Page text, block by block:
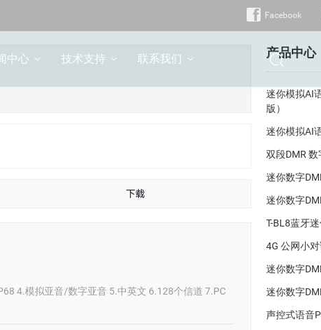
Facebook
中心 技术支持 联系我们
下载
4.模拟亚音/数字亚音 5.中英文 6.128个信道 7.PC
产品中心
迷你模拟AI
版）
迷你模拟AI
双段DMR
迷你数字
迷你数字
T-BL8蓝牙
4G 公网小对
迷你数字
迷你数字
声控式语音